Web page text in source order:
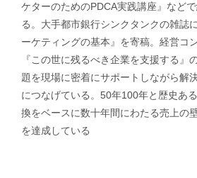
ケターのためのPDCA実践講座』など
る。大手都市銀行シンクタンクの雑誌
ーケティングの基本』を寄稿。経営コ
『この世に残るべき企業を支援する』
題を現場に密着にサポートしながら解
につなげている。50年100年と歴史あ
換をベースに数十年間にわたる売上の
を達成している